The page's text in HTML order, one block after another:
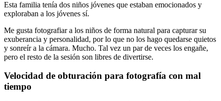
Esta familia tenía dos niños jóvenes que estaban emocionados y
exploraban a los jóvenes sí.
Me gusta fotografiar a los niños de forma natural para capturar su
exuberancia y personalidad, por lo que no los hago quedarse quietos
y sonreír a la cámara. Mucho. Tal vez un par de veces los engañe,
pero el resto de la sesión son libres de divertirse.
Velocidad de obturación para fotografía con mal
tiempo